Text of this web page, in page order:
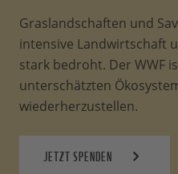
Graslandschaften und
intensive Landwirtschaft
stark bedroht. Der WWF
unterschätzten
wiederherzustellen.
JETZT SPENDEN